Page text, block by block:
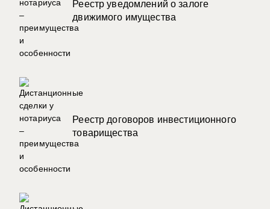
Реестр уведомлений о залоге
движимого имущества
Реестр договоров инвестиционного
товарищества